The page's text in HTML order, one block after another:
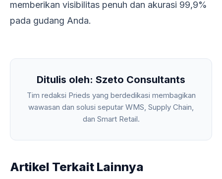
memberikan visibilitas penuh dan akurasi 99,9%
pada gudang Anda.
Ditulis oleh: Szeto Consultants
Tim redaksi Prieds yang berdedikasi membagikan
wawasan dan solusi seputar WMS, Supply Chain,
dan Smart Retail.
Artikel Terkait Lainnya